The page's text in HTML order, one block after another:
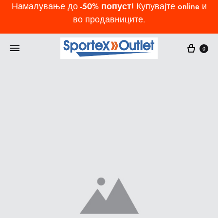
Намалување до -50% попуст! Купувајте online и
во продавниците.
Cart
0